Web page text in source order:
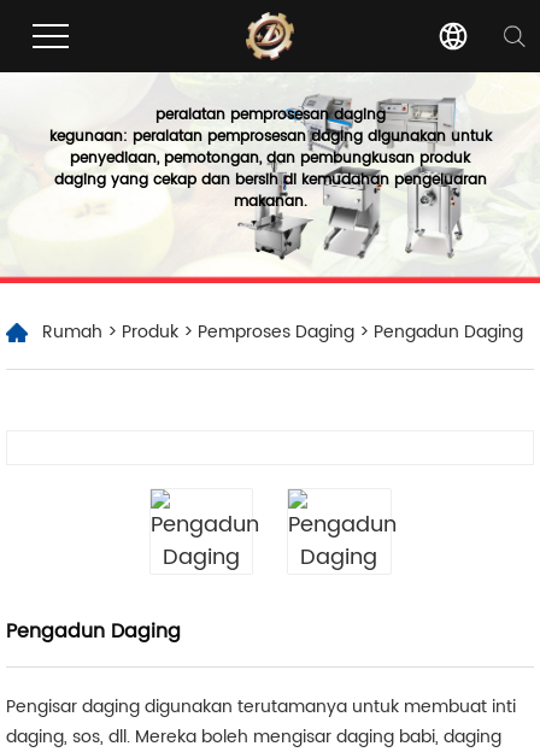
peralatan pemprosesan daging
kegunaan: peralatan pemprosesan daging digunakan untuk
penyediaan, pemotongan, dan pembungkusan produk
daging yang cekap dan bersih di kemudahan pengeluaran
makanan.
Rumah > Produk > Pemproses Daging > Pengadun Daging
Pengadun Daging
Pengisar daging digunakan terutamanya untuk membuat inti
daging, sos, dll. Mereka boleh mengisar daging babi, daging